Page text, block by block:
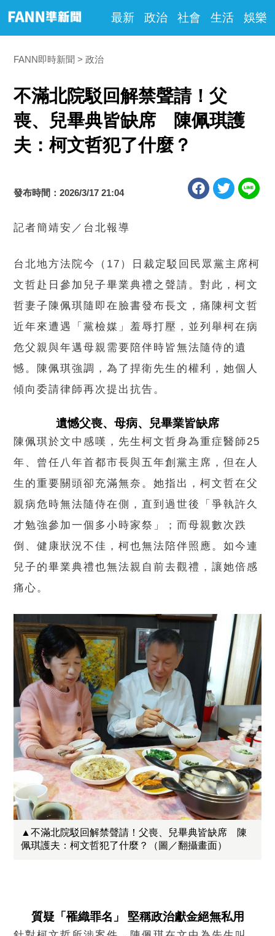
最新 政治 社會 生活 娛樂
FANN即時新聞 政治
不滿北院駁回解禁聲請！父
喪、兒畢典皆缺席 陳佩琪護
夫：柯文哲犯了什麼？
發布時間：2026/3/17 21:04
記者簡靖安／台北報導
台北地方法院今（17）日裁定駁回民眾黨主席柯
文哲赴日參加兒子畢業典禮之聲請。對此，柯文
哲妻子陳佩琪隨即在臉書發布長文，痛陳柯文哲
近年來遭遇「黨檢媒」羞辱打壓，並列舉柯在病
危父親與年邁母親需要陪伴時皆無法隨侍的遺
憾。陳佩琪強調，為了捍衛先生的權利，她個人
傾向委請律師再次提出抗告。
遺憾父喪、母病、兒畢業皆缺席
陳佩琪於文中感嘆，先生柯文哲身為重症醫師25
年、曾任八年首都市長與五年創黨主席，但在人
生的重要關頭卻充滿無奈。她指出，柯文哲在父
親病危時無法隨侍在側，直到過世後「爭執許久
才勉強參加一個多小時家祭」；而母親數次跌
倒、健康狀況不佳，柯也無法陪伴照應。如今連
兒子的畢業典禮也無法親自前去觀禮，讓她倍感
痛心。
▲不滿北院駁回解禁聲請！父喪、兒畢典皆缺席 陳
佩琪護夫：柯文哲犯了什麼？（圖／翻攝畫面）
質疑「罹織罪名」 堅稱政治獻金絕無私用